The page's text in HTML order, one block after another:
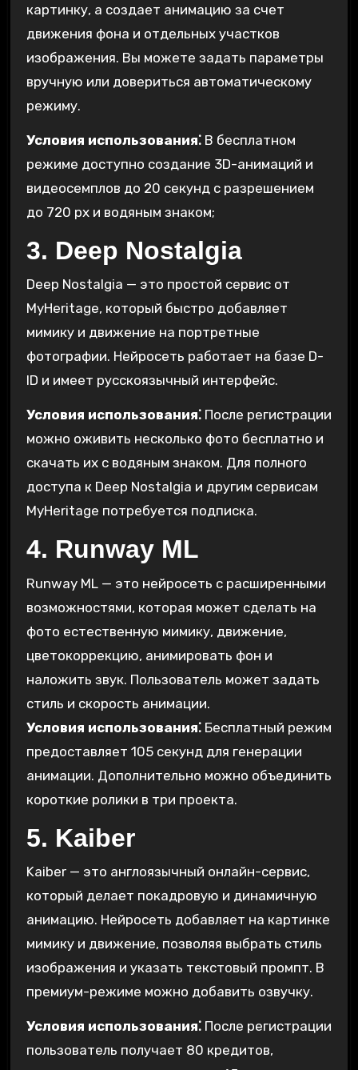
картинку, а создает анимацию за счет
движения фона и отдельных участков
изображения. Вы можете задать параметры
вручную или довериться автоматическому
режиму.
Условия использования⁚В бесплатном
режиме доступно создание 3D-анимаций и
видеосемплов до 20 секунд с разрешением
до 720 px и водяным знаком;
3. Deep Nostalgia
Deep Nostalgia — это простой сервис от
MyHeritage, который быстро добавляет
мимику и движение на портретные
фотографии. Нейросеть работает на базе D-
ID и имеет русскоязычный интерфейс.
Условия использования⁚После регистрации
можно оживить несколько фото бесплатно и
скачать их с водяным знаком. Для полного
доступа к Deep Nostalgia и другим сервисам
MyHeritage потребуется подписка.
4. Runway ML
Runway ML — это нейросеть с расширенными
возможностями, которая может сделать на
фото естественную мимику, движение,
цветокоррекцию, анимировать фон и
наложить звук. Пользователь может задать
стиль и скорость анимации.
Условия использования⁚Бесплатный режим
предоставляет 105 секунд для генерации
анимации. Дополнительно можно объединить
короткие ролики в три проекта.
5. Kaiber
Kaiber — это англоязычный онлайн-сервис,
который делает покадровую и динамичную
анимацию. Нейросеть добавляет на картинке
мимику и движение, позволяя выбрать стиль
изображения и указать текстовый промпт. В
премиум-режиме можно добавить озвучку.
Условия использования⁚После регистрации
пользователь получает 80 кредитов,